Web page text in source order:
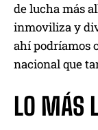
de lucha más
inmoviliza y
ahí podríamos
nacional que
LO MÁS